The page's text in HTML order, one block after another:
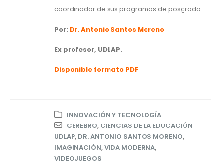
coordinador de sus programas de posgrado.
Por: Dr. Antonio Santos Moreno
Ex profesor, UDLAP.
Disponible formato PDF
INNOVACIÓN Y TECNOLOGÍA
CEREBRO, CIENCIAS DE LA EDUCACIÓN
UDLAP, DR. ANTONIO SANTOS MORENO,
IMAGINACIÓN,VIDA MODERNA,
VIDEOJUEGOS